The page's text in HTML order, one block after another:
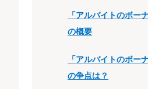
「アルバイトのボー
の概要
「アルバイトのボー
の争点は？